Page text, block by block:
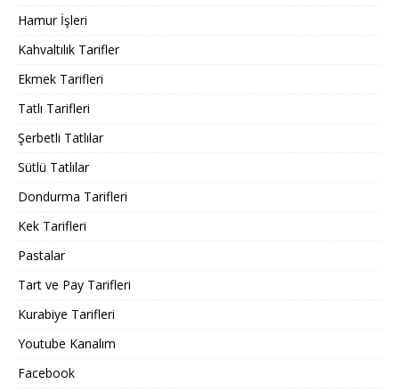
Hamur İşleri
Kahvaltılık Tarifler
Ekmek Tarifleri
Tatlı Tarifleri
Şerbetli Tatlılar
Sütlü Tatlılar
Dondurma Tarifleri
Kek Tarifleri
Pastalar
Tart ve Pay Tarifleri
Kurabiye Tarifleri
Youtube Kanalım
Facebook